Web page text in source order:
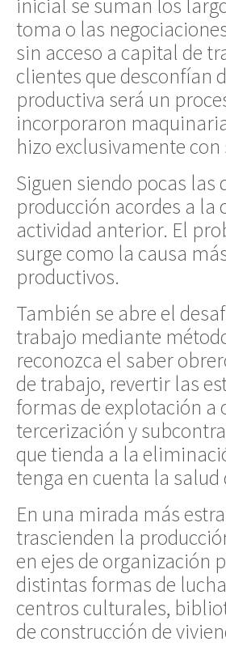
inicial se suman los
toma o las
sin acceso a capital de
clientes que desconfían
productiva será un
incorporaron
hizo exclusivamente
Siguen siendo pocas
producción acordes a la
actividad anterior. El
surge como la causa
productivos.
También se abre el
trabajo mediante
reconozca el saber
de trabajo, revertir las
formas de explotación
tercerización y
que tienda a la
tenga en cuenta la
En una mirada más
trascienden la
en ejes de organización
distintas formas de
centros culturales,
de construcción de